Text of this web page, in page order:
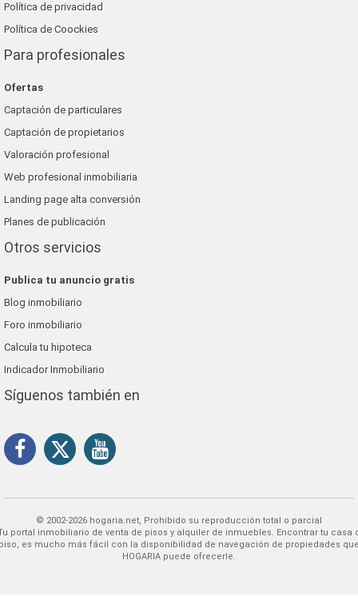
Política de privacidad
Política de Coockies
Para profesionales
Ofertas
Captación de particulares
Captación de propietarios
Valoración profesional
Web profesional inmobiliaria
Landing page alta conversión
Planes de publicación
Otros servicios
Publica tu anuncio gratis
Blog inmobiliario
Foro inmobiliario
Calcula tu hipoteca
Indicador Inmobiliario
Síguenos también en
© 2002-2026 hogaria.net, Prohibido su reproducción total o parcial
Encontrar tu casa o
es mucho más fácil con la disponibilidad de navegación de propiedades
HOGARIA puede ofrecerle.